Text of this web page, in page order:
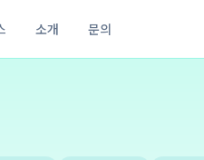
소개 문의